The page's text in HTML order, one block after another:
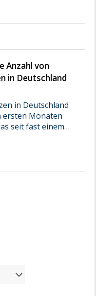
Anzahl von
in Deutschland
in Deutschland
ersten Monaten
seit fast einem…